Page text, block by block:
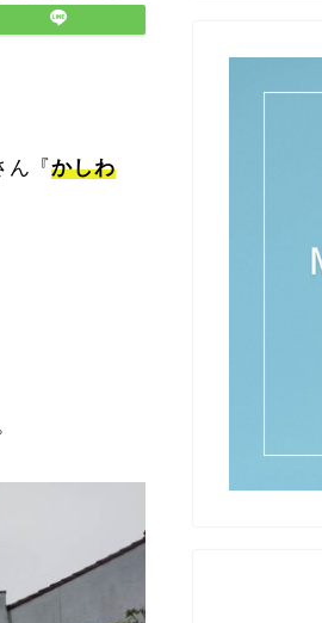
ん『かしわ